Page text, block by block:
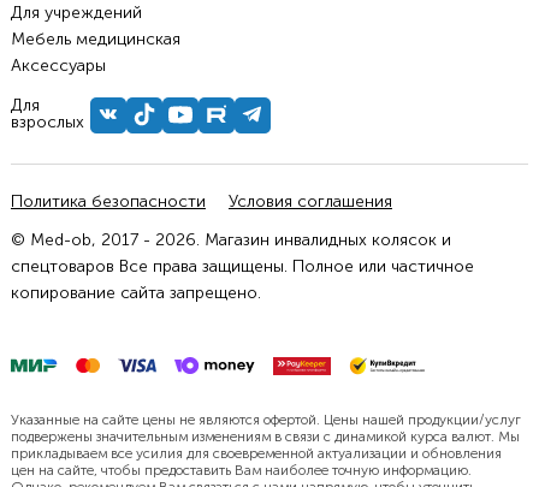
Для учреждений
Мебель медицинская
Аксессуары
Для
взрослых
Политика безопасности
Условия соглашения
© Med-ob, 2017 - 2026. Магазин инвалидных колясок и
спецтоваров Все права защищены. Полное или частичное
копирование сайта запрещено.
Указанные на сайте цены не являются офертой. Цены нашей продукции/услуг
подвержены значительным изменениям в связи с динамикой курса валют. Мы
прикладываем все усилия для своевременной актуализации и обновления
цен на сайте, чтобы предоставить Вам наиболее точную информацию.